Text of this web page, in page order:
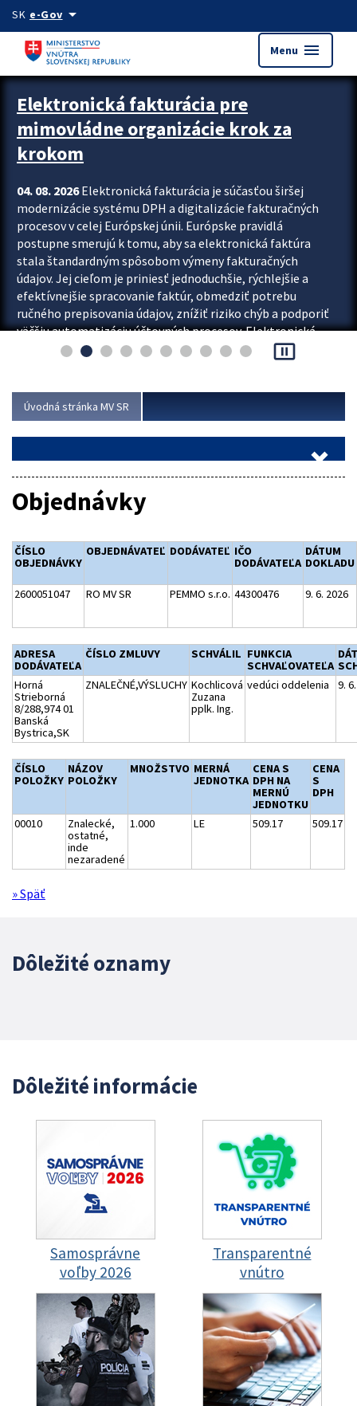
Preskocit na hlavný obsah
SK e-Govarrow_drop_down
Menu menu
Zastavit automatický posun upútavok
Elektronická fakturácia pre
mimovládne organizácie krok za
krokom
04. 08. 2026Elektronická fakturácia je súčasťou širšej
modernizácie systému DPH a digitalizácie fakturačných
procesov v celej Európskej únii. Európske pravidlá
postupne smerujú k tomu, aby sa elektronická faktúra
stala štandardným spôsobom výmeny fakturačných
údajov. Jej cieľom je priniesť jednoduchšie, rýchlejšie a
efektívnejšie spracovanie faktúr, obmedziť potrebu
ručného prepisovania údajov, znížiť riziko chýb a podporiť
väčšiu automatizáciu účtovných procesov. Elektronická
fakturácia preto nepredstavuje...
pause_presentation
Úvodná stránka MV SR
Objednávky
ČÍSLO
OBJEDNÁVKY
OBJEDNÁVATEĽ DODÁVATEĽ IČO
DODÁVATEĽA
DÁTUM
DOKLADU
2600051047 RO MV SR PEMMO s.r.o. 44300476 9. 6. 2026
ADRESA
DODÁVATEĽA
ČÍSLO ZMLUVY SCHVÁLIL FUNKCIA
SCHVAĽOVATEĽA
Horná
Strieborná
8/288,974 01
Banská
Bystrica,SK
ZNALEČNÉ,VÝSLUCHY Kochlicová
Zuzana
pplk. Ing.
vedúci oddelenia 9.
ČÍSLO
POLOŽKY
NÁZOV
POLOŽKY
MNOŽSTVO MERNÁ
JEDNOTKA
CENA S
DPH NA
MERNÚ
JEDNOTKU
CENA
S
DPH
00010
Znalecké,
ostatné,
inde
nezaradené
1.000 LE 509.17 509.17
» Späť
Dôležité oznamy
Dôležité informácie
Samosprávne
voľby 2026
Transparentné
vnútro